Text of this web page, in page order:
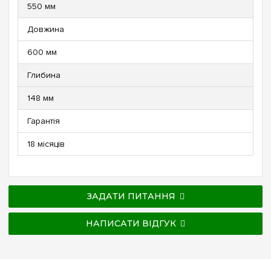
550 мм
Довжина
600 мм
Глибина
148 мм
Гарантія
18 місяців
ЗАДАТИ ПИТАННЯ
НАПИСАТИ ВІДГУК